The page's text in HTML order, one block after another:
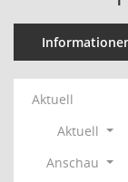
Aktuell
Aktuell
Anschau